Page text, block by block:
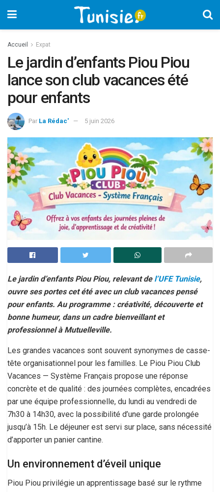
Accueil Expat
Le jardin d’enfants Piou Piou
lance son club vacances été
pour enfants
Par La Rédac' 5 juin 2026
Le jardin d’enfants Piou Piou, relevant de l’UFE Tunisie,
ouvre ses portes cet été avec un club vacances pensé
pour enfants. Au programme : créativité, découverte et
bonne humeur, dans un cadre bienveillant et
professionnel à Mutuelleville.
Les grandes vacances sont souvent synonymes de casse-
tête organisationnel pour les familles. Le Piou Piou Club
Vacances — Système Français propose une réponse
concrète et de qualité : des journées complètes, encadrées
par une équipe professionnelle, du lundi au vendredi de
7h30 à 14h30, avec la possibilité d’une garde prolongée
jusqu’à 15h. Le déjeuner est servi sur place, sans nécessité
d’apporter un panier cantine.
Un environnement d’éveil unique
Piou Piou privilégie un apprentissage basé sur le rythme